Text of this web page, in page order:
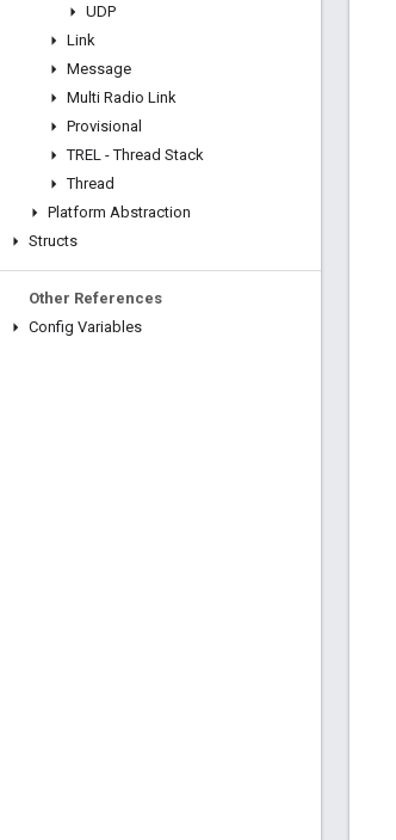
UDP
Link
Message
Multi Radio Link
Provisional
TREL - Thread Stack
Thread
Platform Abstraction
Structs
Other References
Config Variables